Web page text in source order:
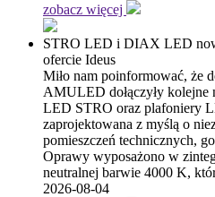
zobacz więcej
STRO LED i DIAX LED
ofercie Ideus
Miło nam poinformować, że
AMULED dołączyły kolejne
LED STRO oraz plafoniery
zaprojektowana z myślą o
pomieszczeń technicznych,
Oprawy wyposażono w
neutralnej barwie 4000 K,
2026-08-04